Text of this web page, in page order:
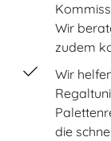
Wir
zudem
Wir
die